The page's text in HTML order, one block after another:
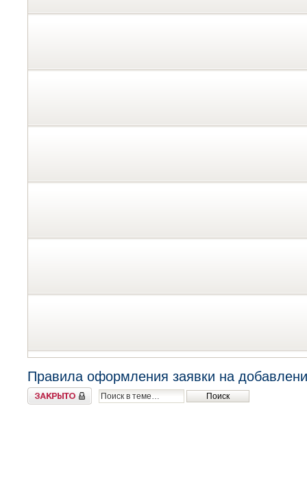
Правила оформления заявки на
Закрыто